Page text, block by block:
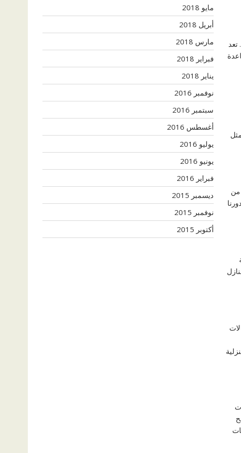
من
مايو 2018
أبريل 2018
مارس 2018
فبراير 2018
يناير 2018
نوفمبر 2016
سبتمبر 2016
أغسطس 2016
يوليو 2016
يونيو 2016
فبراير 2016
ديسمبر 2015
نوفمبر 2015
أكتوبر 2015